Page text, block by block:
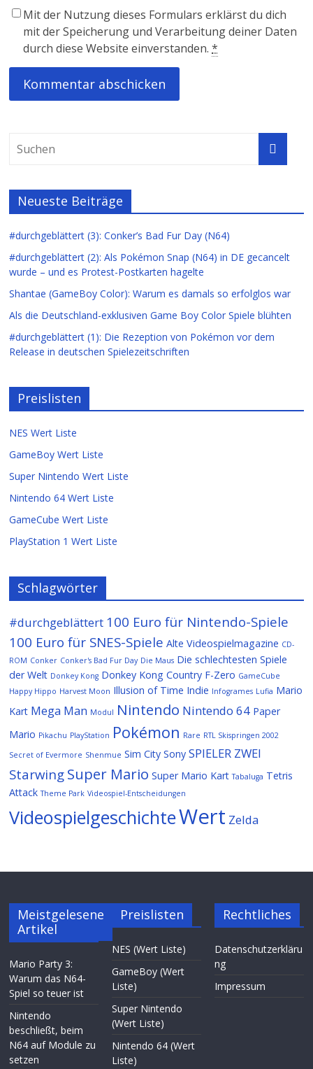
Mit der Nutzung dieses Formulars erklärst du dich
mit der Speicherung und Verarbeitung deiner Daten
durch diese Website einverstanden.*
Neueste Beiträge
#durchgeblättert (3): Conker’s Bad Fur Day (N64)
#durchgeblättert (2): Als Pokémon Snap (N64) in DE gecancelt
wurde – und es Protest-Postkarten hagelte
Shantae (GameBoy Color): Warum es damals so erfolglos war
Als die Deutschland-exklusiven Game Boy Color Spiele blühten
#durchgeblättert (1): Die Rezeption von Pokémon vor dem
Release in deutschen Spielezeitschriften
Preislisten
NES Wert Liste
GameBoy Wert Liste
Super Nintendo Wert Liste
Nintendo 64 Wert Liste
GameCube Wert Liste
PlayStation 1 Wert Liste
Schlagwörter
#durchgeblättert 100 Euro für Nintendo-Spiele
100 Euro für SNES-Spiele Alte Videospielmagazine CD-
ROM Conker Conker's Bad Fur Day Die Maus Die schlechtesten Spiele
der Welt Donkey Kong Donkey Kong Country F-Zero GameCube
Happy Hippo Harvest Moon Illusion of Time Indie Infogrames Lufia Mario
Kart Mega Man Modul Nintendo Nintendo 64 Paper
Mario Pikachu PlayStation Pokémon Rare RTL Skispringen 2002
Secret of Evermore Shenmue Sim City Sony SPIELER ZWEI
Starwing Super Mario Super Mario Kart Tabaluga Tetris
Attack Theme Park Videospiel-Entscheidungen
VideospielgeschichteWert Zelda
Meistgelesene
Artikel
Mario Party 3:
Warum das N64-
Spiel so teuer ist
Nintendo
beschließt, beim
N64 auf Module zu
setzen
Preislisten
NES (Wert Liste)
GameBoy (Wert
Liste)
Super Nintendo
(Wert Liste)
Nintendo 64 (Wert
Liste)
Rechtliches
Datenschutzerkläru
ng
Impressum